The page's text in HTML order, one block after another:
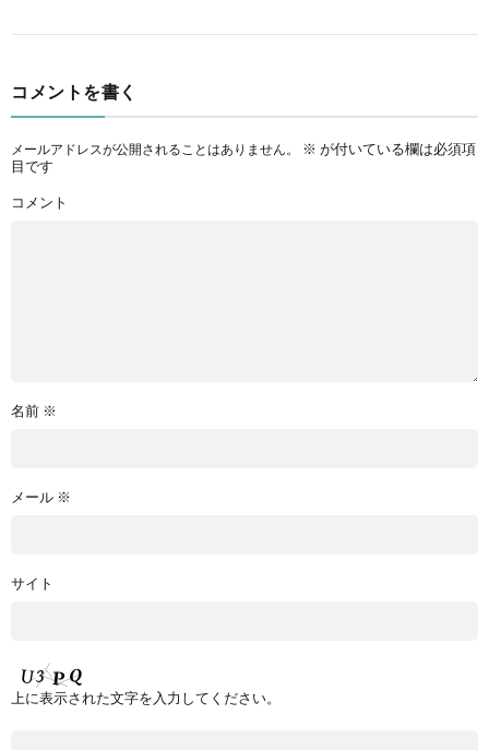
コメントを書く
メールアドレスが公開されることはありません。 ※ が付いている欄は必須項
目です
コメント
名前 ※
メール ※
サイト
上に表示された文字を入力してください。